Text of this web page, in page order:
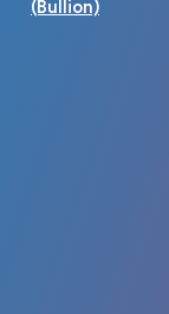
(Bullion)